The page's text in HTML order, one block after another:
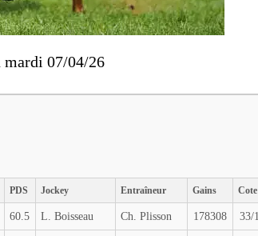
mardi 07/04/26
PDS Jockey Entraîneur Gains Cote
60.5 L. Boisseau Ch. Plisson 178308 33/1